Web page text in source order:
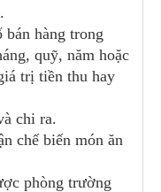
bán hàng trong
quỹ, năm hoặc
trị tiền thu hay
chi ra.
chế biến món ăn
phòng trường